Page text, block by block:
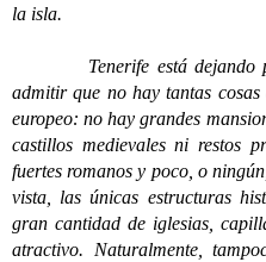
la isla.
Tenerife está dejando
admitir que no hay tantas
europeo: no hay grandes
castillos medievales ni restos
fuertes romanos y poco, o
vista, las únicas estructuras
gran cantidad de iglesias,
atractivo. Naturalmente,